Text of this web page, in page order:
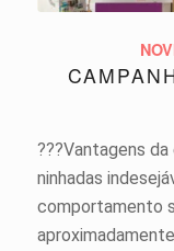
???Vantagens
ninhadas
comportamento